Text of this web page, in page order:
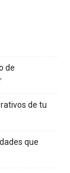
de
de tu
que